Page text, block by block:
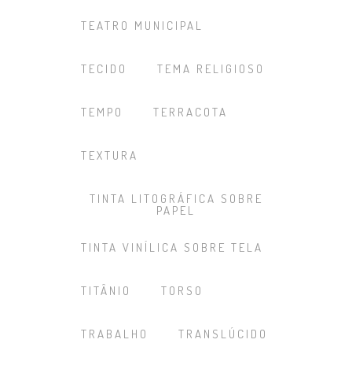
TEATRO MUNICIPAL
TECIDO TEMA RELIGIOSO
TEMPO TERRACOTA
TEXTURA
TINTA LITOGRÁFICA SOBRE
PAPEL
TINTA VINÍLICA SOBRE TELA
TITÂNIO TORSO
TRABALHO TRANSLÚCIDO